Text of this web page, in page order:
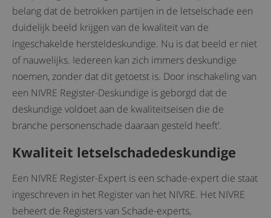
belang dat de betrokken partijen in de letselschade een
duidelijk beeld krijgen van de kwaliteit van de
ingeschakelde hersteldeskundige. Nu is dat beeld er niet
of nauwelijks. Iedereen kan zich immers deskundige
noemen, zonder dat dit getoetst is. Door inschakeling van
een NIVRE Register-Deskundige is geborgd dat de
deskundige voldoet aan de kwaliteitseisen die de
branche personenschade daaraan gesteld heeft’.
Kwaliteit letselschadedeskundige
Een NIVRE Register-Expert is een schade-expert die staat
ingeschreven in het Register van het NIVRE. Het NIVRE
beheert de Registers van Schade-experts,